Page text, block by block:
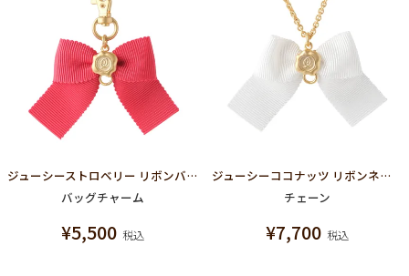
ジューシーストロベリー リボンバッグチャーム
バッグチャーム
¥5,500 税込
ジューシーココナッツ リボンネックレスチェーン
チェーン
¥7,700 税込